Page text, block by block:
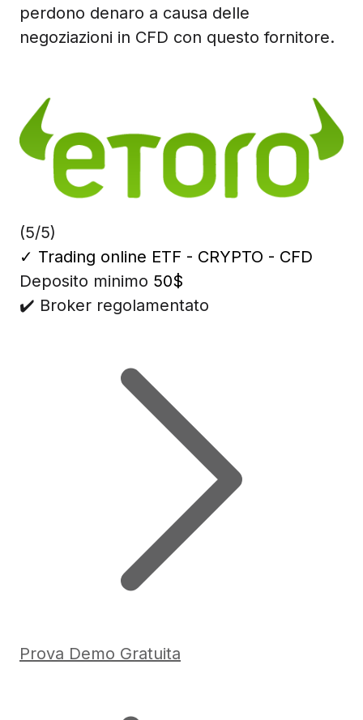
perdono denaro a causa delle
negoziazioni in CFD con questo fornitore.
(5/5)
✓ Trading online ETF - CRYPTO - CFD
Deposito minimo 50$
✔️ Broker regolamentato
Prova Demo Gratuita